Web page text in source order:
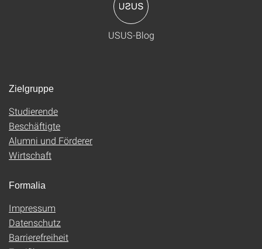
USUS-Blog
Zielgruppe
Studierende
Beschäftigte
Alumni und Förderer
Wirtschaft
Formalia
Impressum
Datenschutz
Barrierefreiheit